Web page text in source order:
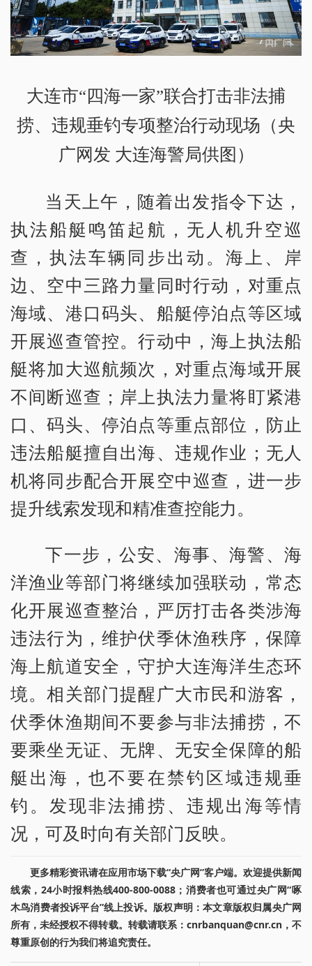
大连市“四海一家”联合打击非法捕
捞、违规垂钓专项整治行动现场（央
广网发 大连海警局供图）
当天上午，随着出发指令下达，
执法船艇鸣笛起航，无人机升空巡
查，执法车辆同步出动。海上、岸
边、空中三路力量同时行动，对重点
海域、港口码头、船艇停泊点等区域
开展巡查管控。行动中，海上执法船
艇将加大巡航频次，对重点海域开展
不间断巡查；岸上执法力量将盯紧港
口、码头、停泊点等重点部位，防止
违法船艇擅自出海、违规作业；无人
机将同步配合开展空中巡查，进一步
提升线索发现和精准查控能力。
下一步，公安、海事、海警、海
洋渔业等部门将继续加强联动，常态
化开展巡查整治，严厉打击各类涉海
违法行为，维护伏季休渔秩序，保障
海上航道安全，守护大连海洋生态环
境。相关部门提醒广大市民和游客，
伏季休渔期间不要参与非法捕捞，不
要乘坐无证、无牌、无安全保障的船
艇出海，也不要在禁钓区域违规垂
钓。发现非法捕捞、违规出海等情
况，可及时向有关部门反映。
更多精彩资讯请在应用市场下载“央广网”客户端。欢迎提供新闻
线索，24小时报料热线400-800-0088；消费者也可通过央广网“啄
木鸟消费者投诉平台”线上投诉。版权声明：本文章版权归属央广网
所有，未经授权不得转载。转载请联系：cnrbanquan@cnr.cn，不
尊重原创的行为我们将追究责任。